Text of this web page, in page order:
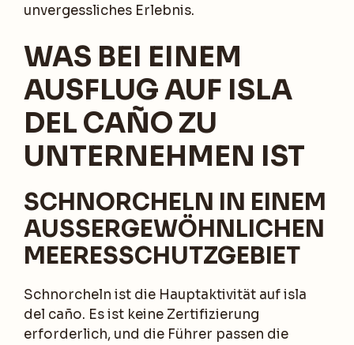
unvergessliches Erlebnis.
WAS BEI EINEM
AUSFLUG AUF ISLA
DEL CAÑO ZU
UNTERNEHMEN IST
SCHNORCHELN IN EINEM
AUSSERGEWÖHNLICHEN M
EERESSCHUTZGEBIET
Schnorcheln ist die Hauptaktivität auf isla
del caño. Es ist keine Zertifizierung
erforderlich, und die Führer passen die